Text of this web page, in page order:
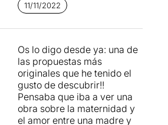
11/11/2022
Os lo digo desde ya: una de
las propuestas más
originales que he tenido el
gusto de descubrir!!
Pensaba que iba a ver una
obra sobre la maternidad y
el amor entre una madre y